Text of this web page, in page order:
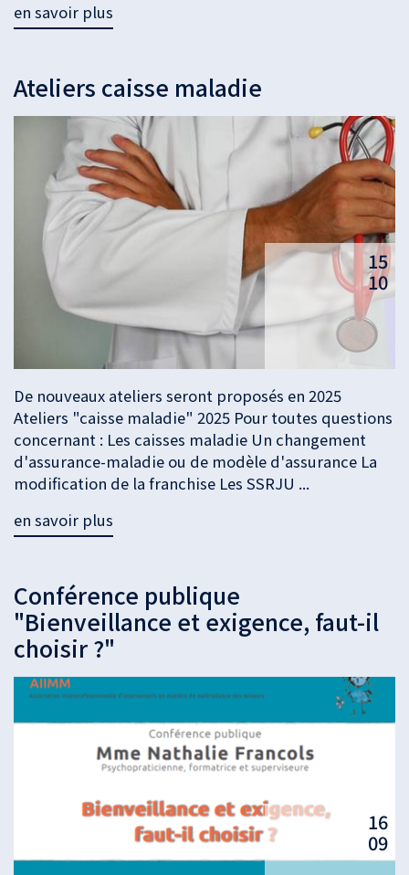
en savoir plus
Ateliers caisse maladie
15
10
De nouveaux ateliers seront proposés en 2025
Ateliers "caisse maladie" 2025 Pour toutes questions
concernant : Les caisses maladie Un changement
d'assurance-maladie ou de modèle d'assurance La
modification de la franchise Les SSRJU ...
en savoir plus
Conférence publique
"Bienveillance et exigence, faut-il
choisir ?"
16
09